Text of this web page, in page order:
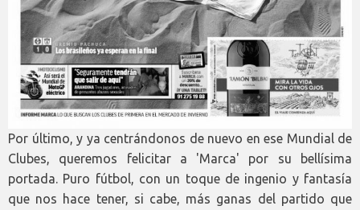
Por último, y ya centrándonos de nuevo en ese Mundial de
Clubes, queremos felicitar a 'Marca' por su bellísima
portada. Puro fútbol, con un toque de ingenio y fantasía
que nos hace tener, si cabe, más ganas del partido que